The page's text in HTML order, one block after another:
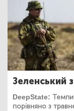
Зеленський
DeepState: Темпи
порівняно з